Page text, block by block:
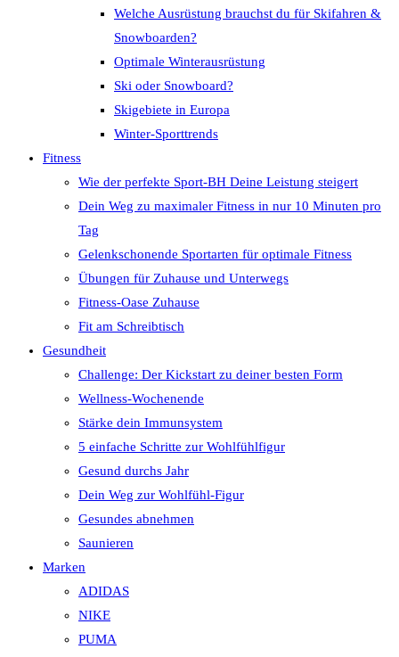
Welche Ausrüstung brauchst du für Skifahren &
Snowboarden?
Optimale Winterausrüstung
Ski oder Snowboard?
Skigebiete in Europa
Winter-Sporttrends
Fitness
Wie der perfekte Sport-BH Deine Leistung steigert
Dein Weg zu maximaler Fitness in nur 10 Minuten pro
Tag
Gelenkschonende Sportarten für optimale Fitness
Übungen für Zuhause und Unterwegs
Fitness-Oase Zuhause
Fit am Schreibtisch
Gesundheit
Challenge: Der Kickstart zu deiner besten Form
Wellness-Wochenende
Stärke dein Immunsystem
5 einfache Schritte zur Wohlfühlfigur
Gesund durchs Jahr
Dein Weg zur Wohlfühl-Figur
Gesundes abnehmen
Saunieren
Marken
ADIDAS
NIKE
PUMA